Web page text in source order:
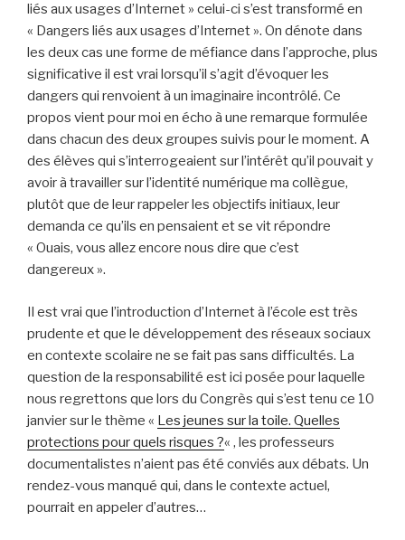
liés aux usages d’Internet » celui-ci s’est transformé en
« Dangers liés aux usages d’Internet ». On dénote dans
les deux cas une forme de méfiance dans l’approche, plus
significative il est vrai lorsqu’il s’agit d’évoquer les
dangers qui renvoient à un imaginaire incontrôlé. Ce
propos vient pour moi en écho à une remarque formulée
dans chacun des deux groupes suivis pour le moment. A
des élèves qui s’interrogeaient sur l’intérêt qu’il pouvait y
avoir à travailler sur l’identité numérique ma collègue,
plutôt que de leur rappeler les objectifs initiaux, leur
demanda ce qu’ils en pensaient et se vit répondre
« Ouais, vous allez encore nous dire que c’est
dangereux ».
Il est vrai que l’introduction d’Internet à l’école est très
prudente et que le développement des réseaux sociaux
en contexte scolaire ne se fait pas sans difficultés. La
question de la responsabilité est ici posée pour laquelle
nous regrettons que lors du Congrès qui s’est tenu ce 10
janvier sur le thème « Les jeunes sur la toile. Quelles
protections pour quels risques ?« , les professeurs
documentalistes n’aient pas été conviés aux débats. Un
rendez-vous manqué qui, dans le contexte actuel,
pourrait en appeler d’autres…